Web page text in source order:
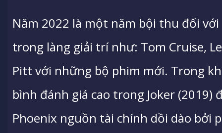
Năm 2022 là một năm bội thu đối
trong làng giải trí như: Tom Cruise,
Pitt với những bộ phim mới. Trong
bình đánh giá cao trong Joker (2019)
Phoenix nguồn tài chính dồi dào bởi